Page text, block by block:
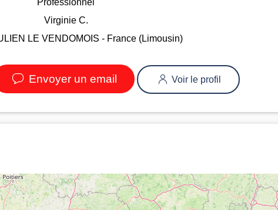
Virginie C.
LE VENDOMOIS - France (Limousin)
Envoyer un email Voir le profil